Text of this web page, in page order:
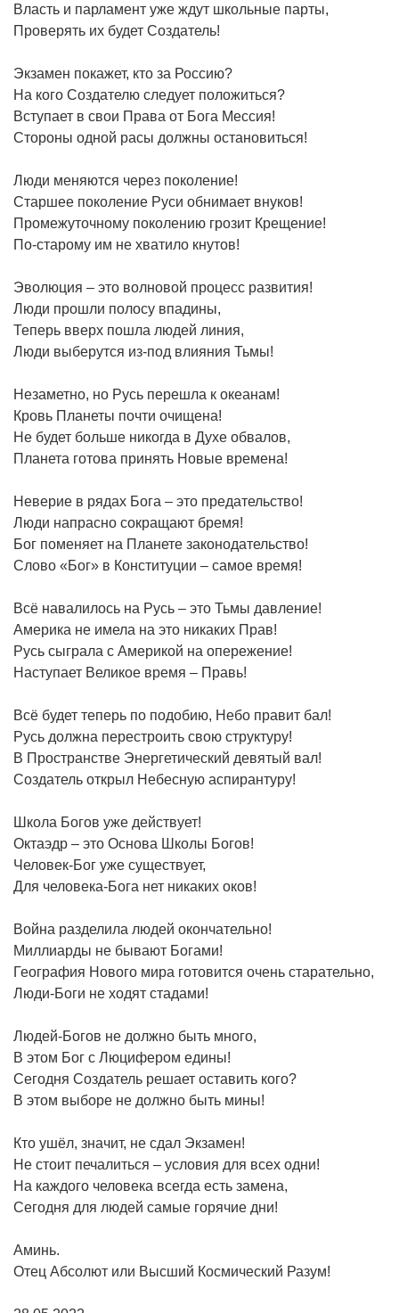
Власть и парламент уже ждут школьные парты,
Проверять их будет Создатель!
Экзамен покажет, кто за Россию?
На кого Создателю следует положиться?
Вступает в свои Права от Бога Мессия!
Стороны одной расы должны остановиться!
Люди меняются через поколение!
Старшее поколение Руси обнимает внуков!
Промежуточному поколению грозит Крещение!
По-старому им не хватило кнутов!
Эволюция – это волновой процесс развития!
Люди прошли полосу впадины,
Теперь вверх пошла людей линия,
Люди выберутся из-под влияния Тьмы!
Незаметно, но Русь перешла к океанам!
Кровь Планеты почти очищена!
Не будет больше никогда в Духе обвалов,
Планета готова принять Новые времена!
Неверие в рядах Бога – это предательство!
Люди напрасно сокращают бремя!
Бог поменяет на Планете законодательство!
Слово «Бог» в Конституции – самое время!
Всё навалилось на Русь – это Тьмы давление!
Америка не имела на это никаких Прав!
Русь сыграла с Америкой на опережение!
Наступает Великое время – Правь!
Всё будет теперь по подобию, Небо правит бал!
Русь должна перестроить свою структуру!
В Пространстве Энергетический девятый вал!
Создатель открыл Небесную аспирантуру!
Школа Богов уже действует!
Октаэдр – это Основа Школы Богов!
Человек-Бог уже существует,
Для человека-Бога нет никаких оков!
Война разделила людей окончательно!
Миллиарды не бывают Богами!
География Нового мира готовится очень старательно,
Люди-Боги не ходят стадами!
Людей-Богов не должно быть много,
В этом Бог с Люцифером едины!
Сегодня Создатель решает оставить кого?
В этом выборе не должно быть мины!
Кто ушёл, значит, не сдал Экзамен!
Не стоит печалиться – условия для всех одни!
На каждого человека всегда есть замена,
Сегодня для людей самые горячие дни!
Аминь.
Отец Абсолют или Высший Космический Разум!